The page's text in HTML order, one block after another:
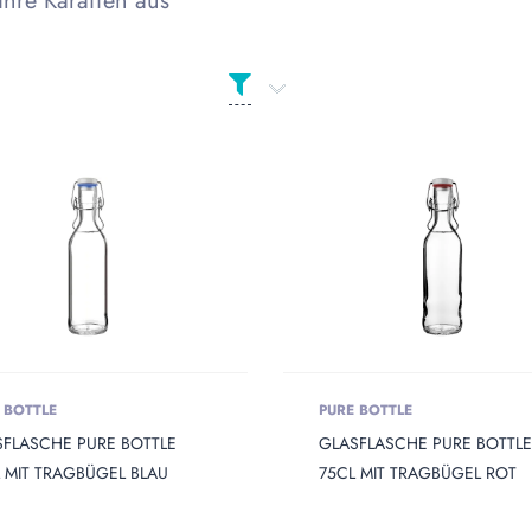
BOTTLE
PURE BOTTLE
TRAGBÜGEL BLAU
PURE BOTTLE
GLASFLASCHE PURE BOTTLE
75CL MIT TRAGBÜGEL ROT